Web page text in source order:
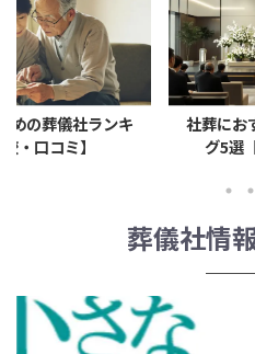
社ランキ
ミ】
社葬におすすめ
グ5選【合同
葬儀社情